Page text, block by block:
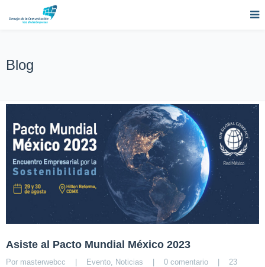
Blog
Asiste al Pacto Mundial México 2023
Por masterwebcc | Evento Noticias | 0 comentario |
23